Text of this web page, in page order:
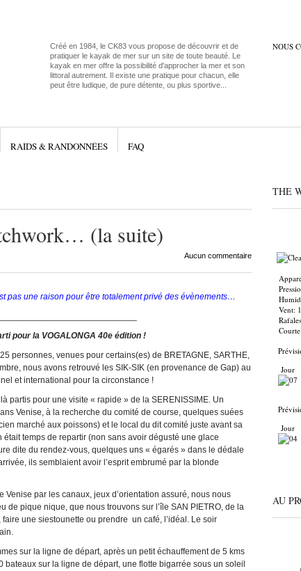
Créé en 1984, le CK83 vous propose de découvrir et de
pratiquer le kayak de mer sur un site de toute beauté. Le
kayak en mer offre la possibilité d'approcher la mer et son
littoral autrement. Il existe une pratique pour chacun, elle
peut être ludique, de pure détente, ou plus sportive...
NOUS
RAIDS & RANDONNÉES FAQ
(la suite)
Aucun commentaire
pas une raison pour être totalement privé des évènements…
pour la VOGALONGA 40e édition !
personnes, venues pour certains(es) de BRETAGNE, SARTHE,
nous avons retrouvé les SIK-SIK (en provenance de Gap) au
et international pour la circonstance !
partis pour une visite « rapide » de la SERENISSIME. Un
Venise, à la recherche du comité de course, quelques suées
marché aux poissons) et le local du dit comité juste avant sa
temps de repartir (non sans avoir dégusté une glace
dite du rendez-vous, quelques uns « égarés » dans le dédale
ils semblaient avoir l’esprit embrumé par la blonde
par les canaux, jeux d’orientation assuré, nous nous
de pique nique, que nous trouvons sur l’île SAN PIETRO, de la
faire une siestounette ou prendre un café, l’idéal. Le soir
sur la ligne de départ, après un petit échauffement de 5 kms
sur la ligne de départ, une flotte bigarrée sous un soleil
THE
Vent:
Jour
Jour
AU